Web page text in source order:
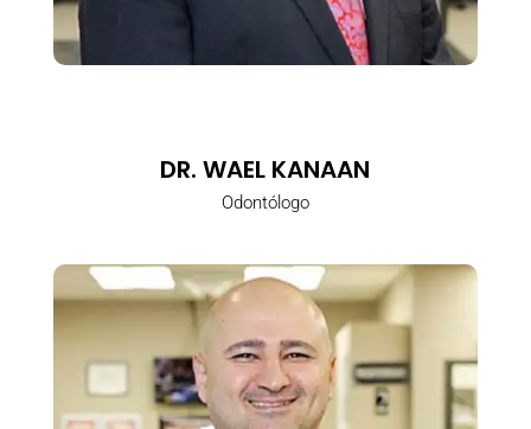
DR. WAEL KANAAN
Odontólogo